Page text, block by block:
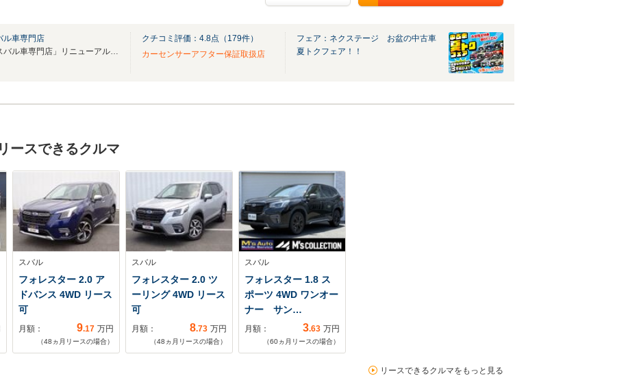
ル車専門店
「ネクステージ 春日部スバル車専門店」リニューアルオープン！
クチコミ評価： 4.8点（ 179件）
カーセンサーアフター保証取扱店
フェア：ネクステージ お盆の中古車
夏トクフェア！！
ースできるクルマ
スバル
フォレスター 2.0 ア
ドバンス 4WD リース
可
月額： 9.17 万円
（48 ヵ月リースの場合）
スバル
フォレスター 2.0 ツ
ーリング 4WD リース
可
月額： 8.73 万円
（48 ヵ月リースの場合）
スバル
フォレスター 1.8 ス
ポーツ 4WD ワンオー
ナー サン…
月額： 3.63 万円
（60ヵ月リースの場合）
リースできるクルマをもっと見る